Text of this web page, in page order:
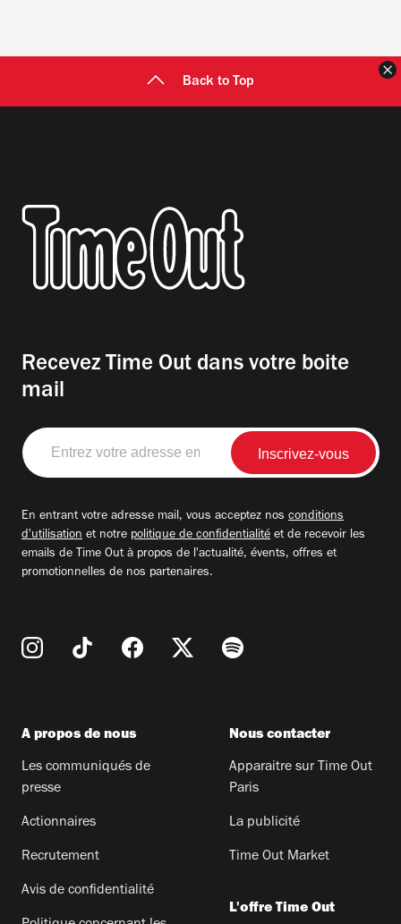
Back to Top
Recevez Time Out dans votre boite
mail
Entrez
votre
adresse
En entrant votre adresse mail, vous acceptez nos conditions
d'utilisation et notre politique de confidentialité et de recevoir les
emails de Time Out à propos de l'actualité, évents, offres et
promotionnelles de nos partenaires.
A propos de nous
Les communiqués de
presse
Actionnaires
Recrutement
Avis de confidentialité
Nous contacter
Apparaitre sur Time Out
Paris
La publicité
Time Out Market
L'offre Time Out